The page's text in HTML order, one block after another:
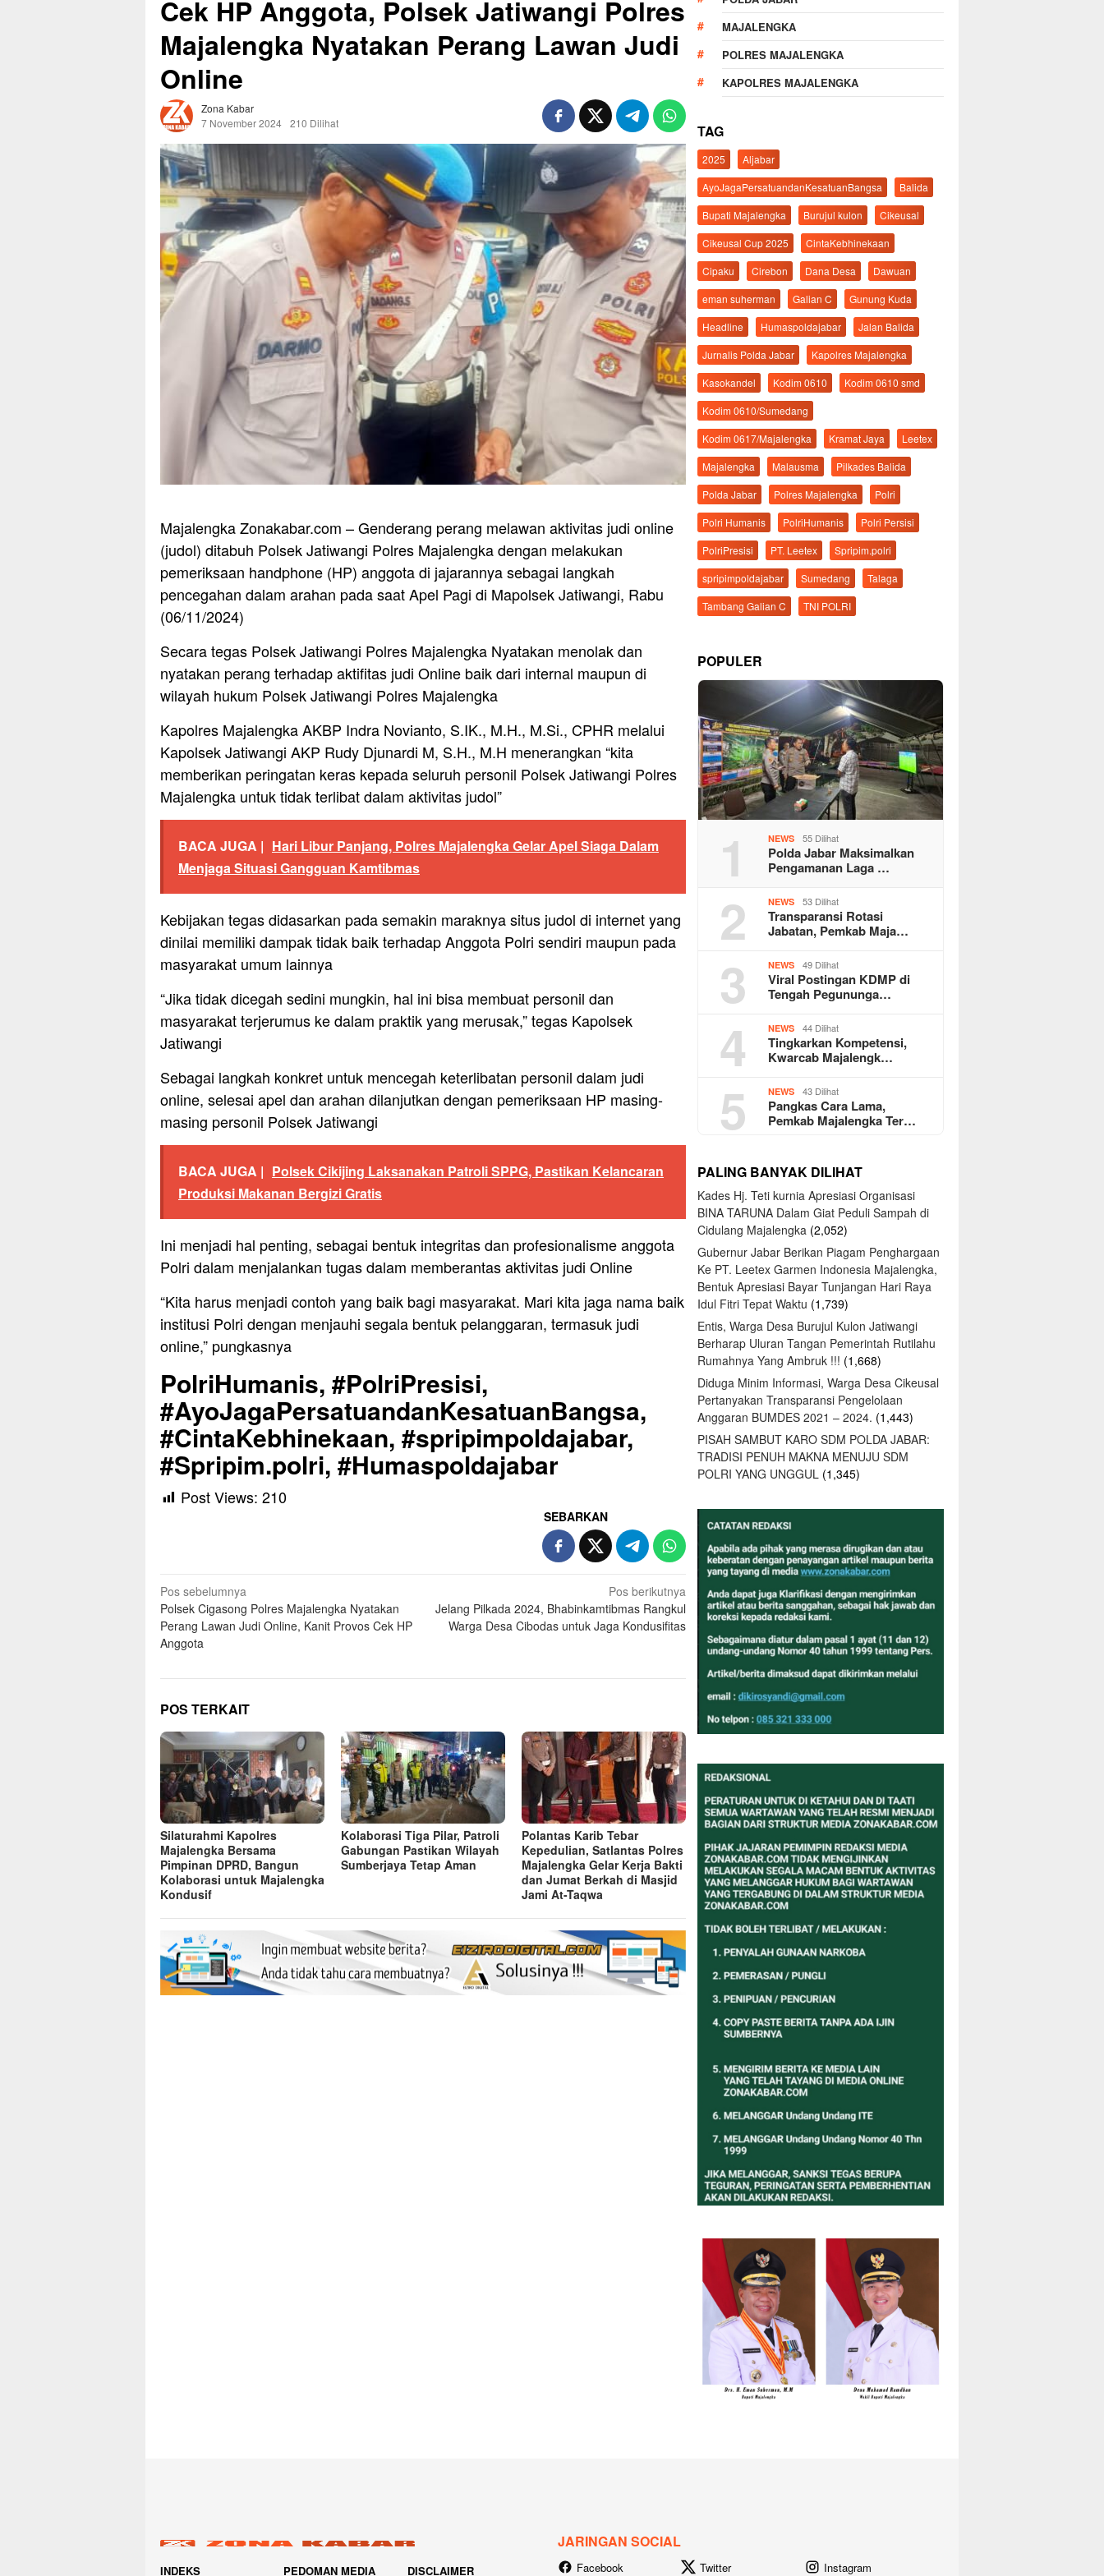
Cek HP Anggota, Polsek Jatiwangi Polres
Majalengka Nyatakan Perang Lawan Judi
Online
Zona Kabar
7 November 2024 210 Dilihat
Majalengka Zonakabar.com – Genderang perang melawan aktivitas judi online
(judol) ditabuh Polsek Jatiwangi Polres Majalengka dengan melakukan
pemeriksaan handphone (HP) anggota di jajarannya sebagai langkah
pencegahan dalam arahan pada saat Apel Pagi di Mapolsek Jatiwangi, Rabu
(06/11/2024)
Secara tegas Polsek Jatiwangi Polres Majalengka Nyatakan menolak dan
nyatakan perang terhadap aktifitas judi Online baik dari internal maupun di
wilayah hukum Polsek Jatiwangi Polres Majalengka
Kapolres Majalengka AKBP Indra Novianto, S.IK., M.H., M.Si., CPHR melalui
Kapolsek Jatiwangi AKP Rudy Djunardi M, S.H., M.H menerangkan “kita
memberikan peringatan keras kepada seluruh personil Polsek Jatiwangi Polres
Majalengka untuk tidak terlibat dalam aktivitas judol”
BACA JUGA | Hari Libur Panjang, Polres Majalengka Gelar Apel Siaga Dalam
Menjaga Situasi Gangguan Kamtibmas
Kebijakan tegas didasarkan pada semakin maraknya situs judol di internet yang
dinilai memiliki dampak tidak baik terhadap Anggota Polri sendiri maupun pada
masyarakat umum lainnya
“Jika tidak dicegah sedini mungkin, hal ini bisa membuat personil dan
masyarakat terjerumus ke dalam praktik yang merusak,” tegas Kapolsek
Jatiwangi
Sebagai langkah konkret untuk mencegah keterlibatan personil dalam judi
online, selesai apel dan arahan dilanjutkan dengan pemeriksaan HP masing-
masing personil Polsek Jatiwangi
BACA JUGA | Polsek Cikijing Laksanakan Patroli SPPG, Pastikan Kelancaran
Produksi Makanan Bergizi Gratis
Ini menjadi hal penting, sebagai bentuk integritas dan profesionalisme anggota
Polri dalam menjalankan tugas dalam memberantas aktivitas judi Online
“Kita harus menjadi contoh yang baik bagi masyarakat. Mari kita jaga nama baik
institusi Polri dengan menjauhi segala bentuk pelanggaran, termasuk judi
online,” pungkasnya
PolriHumanis, #PolriPresisi,
#AyoJagaPersatuandanKesatuanBangsa,
#CintaKebhinekaan, #spripimpoldajabar,
#Spripim.polri, #Humaspoldajabar
Post Views: 210
SEBARKAN
Navigasi
pos
Pos sebelumnya
Polsek Cigasong Polres Majalengka Nyatakan
Perang Lawan Judi Online, Kanit Provos Cek HP
Anggota
Pos berikutnya
Jelang Pilkada 2024, Bhabinkamtibmas Rangkul
Warga Desa Cibodas untuk Jaga Kondusifitas
POS TERKAIT
Silaturahmi Kapolres
Majalengka Bersama
Pimpinan DPRD, Bangun
Kolaborasi untuk Majalengka
Kondusif
Kolaborasi Tiga Pilar, Patroli
Gabungan Pastikan Wilayah
Sumberjaya Tetap Aman
Polantas Karib Tebar
Kepedulian, Satlantas Polres
Majalengka Gelar Kerja Bakti
dan Jumat Berkah di Masjid
Jami At-Taqwa
MAJALENGKA
POLRES MAJALENGKA
KAPOLRES MAJALENGKA
TAG
2025
Aljabar
AyoJagaPersatuandanKesatuanBangsa
Balida
Bupati Majalengka
Burujul kulon
Cikeusal
Cikeusal Cup 2025
CintaKebhinekaan
Cipaku
Cirebon Dana Desa
Dawuan
eman suherman
Galian C
Gunung Kuda
Headline
Humaspoldajabar
Jalan Balida
Jurnalis Polda Jabar
Kapolres Majalengka
Kasokandel
Kodim 0610
Kodim 0610 smd
Kodim 0610/Sumedang
Kodim 0617/Majalengka
Kramat Jaya
Leetex
Majalengka
Malausma
Pilkades Balida
Polda Jabar
Polres Majalengka
Polri
Polri Humanis
PolriHumanis
Polri Persisi
PolriPresisi
PT. Leetex
Spripim.polri
spripimpoldajabar
Sumedang
Talaga
Tambang Galian C
TNI POLRI
POPULER
1 NEWS 55 Dilihat
Polda Jabar Maksimalkan
Pengamanan Laga …
2 NEWS 53 Dilihat
Transparansi Rotasi
Jabatan, Pemkab Maja…
3 NEWS 49 Dilihat
Viral Postingan KDMP di
Tengah Pegununga…
4 NEWS 44 Dilihat
Tingkarkan Kompetensi,
Kwarcab Majalengk…
5 NEWS 43 Dilihat
Pangkas Cara Lama,
Pemkab Majalengka Ter…
PALING BANYAK DILIHAT
Kades Hj. Teti kurnia Apresiasi Organisasi
BINA TARUNA Dalam Giat Peduli Sampah di
Cidulang Majalengka (2,052)
Gubernur Jabar Berikan Piagam Penghargaan
Ke PT. Leetex Garmen Indonesia Majalengka,
Bentuk Apresiasi Bayar Tunjangan Hari Raya
Idul Fitri Tepat Waktu (1,739)
Entis, Warga Desa Burujul Kulon Jatiwangi
Berharap Uluran Tangan Pemerintah Rutilahu
Rumahnya Yang Ambruk !!! (1,668)
Diduga Minim Informasi, Warga Desa Cikeusal
Pertanyakan Transparansi Pengelolaan
Anggaran BUMDES 2021 – 2024. (1,443)
PISAH SAMBUT KARO SDM POLDA JABAR:
TRADISI PENUH MAKNA MENUJU SDM
POLRI YANG UNGGUL (1,345)
INDEKS PEDOMAN MEDIA DISCLAIMER
JARINGAN SOCIAL
Facebook Twitter Instagram